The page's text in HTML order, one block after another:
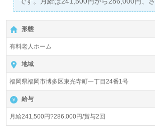
与が支給されるため、安定した収入を得る
す。介護業界に未経験の方でも積極的に採
任者研修以上の資格をお持ちの方を対象と
の機会に新たなキャリアをスタートさせる
当施設は、全室個室のホスピス型住宅で、
なたがここにいてくれて、ありがとう』と
と、職員全員が24時間体制で心を込めたサ
います。急性期や緩和ケア、ターミナルケ
験をお持ちの方はもちろん、これから介護
も最適な環境です。患者様やご家族様の「
添いながら、チーム医療の一員として共に
形態
有料老人ホーム
地域
福岡県福岡市博多区東光寺町一丁目24番1号
給与
月給241,500円?286,000円/賞与2回